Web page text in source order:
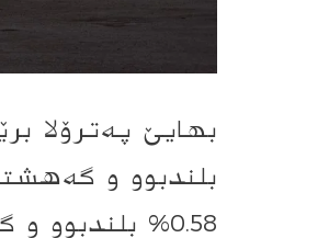
0.58% بلندبوو و گه‌هشته‌ ب 93 دۆلار و 6 سه‌نتان.